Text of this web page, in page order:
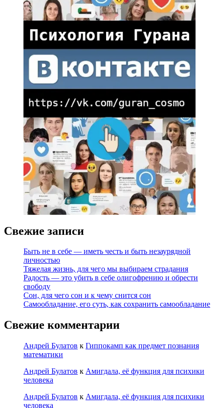
Свежие записи
Быть не в себе — иметь честь и быть незаурядной
личностью
Тяжелая жизнь, для чего мы выбираем страдания
Радость — это убить в себе олигофрению и обрести
свободу
Сон, для чего сон и к чему снится сон
Самообладание, его суть, как сохранить самообладание
Свежие комментарии
Андрей Булатов к Гиппокамп как предмет познания
математики
Андрей Булатов к Амигдала, её функция для психики
человека
Андрей Булатов к Амигдала, её функция для психики
человека